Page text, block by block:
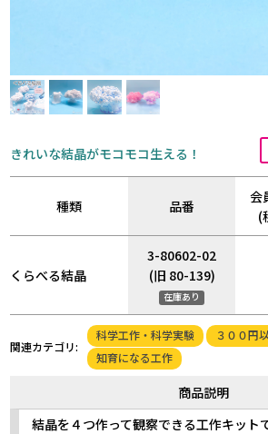
きれいな結晶がモコモコ生える！
種類 品番
会
(
くらべる結晶
3-80602-02
(旧 80-139)
在庫あり
関連カテゴリ:
科学工作・科学実験
３００円
知育になる工作
商品説明
結晶を４つ作って観察できる工作キット